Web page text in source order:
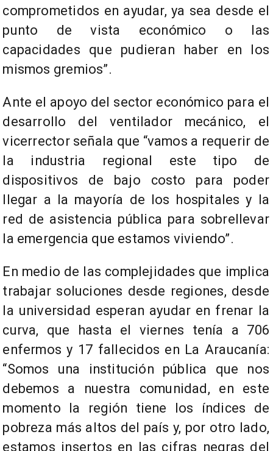
comprometidos en ayudar, ya sea desde el
punto de vista económico o las
capacidades que pudieran haber en los
mismos gremios”.
Ante el apoyo del sector económico para el
desarrollo del ventilador mecánico, el
vicerrector señala que “vamos a requerir de
la industria regional este tipo de
dispositivos de bajo costo para poder
llegar a la mayoría de los hospitales y la
red de asistencia pública para sobrellevar
la emergencia que estamos viviendo”.
En medio de las complejidades que implica
trabajar soluciones desde regiones, desde
la universidad esperan ayudar en frenar la
curva, que hasta el viernes tenía a 706
enfermos y 17 fallecidos en La Araucanía:
“Somos una institución pública que nos
debemos a nuestra comunidad, en este
momento la región tiene los índices de
pobreza más altos del país y, por otro lado,
estamos insertos en las cifras negras del